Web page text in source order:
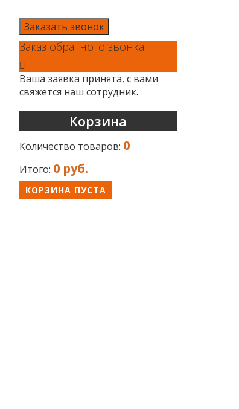
Заказать звонок
Заказ обратного звонка
Ваша заявка принята, с вами
свяжется наш сотрудник.
Корзина
Количество товаров: 0
Итого: 0 руб.
КОРЗИНА ПУСТА